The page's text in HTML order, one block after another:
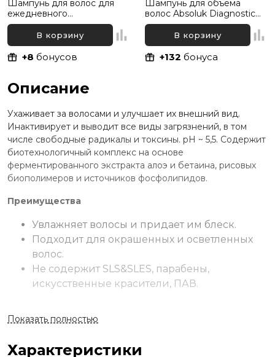
Шампунь для волос для
ежедневного
использования Elgon
Primaria Biodaily Shampoo,
10 мл
В корзину
+8 бонусов
Шампунь для объема
волос Absoluk Diagnostic
Volume Shampoo, 300 мл
В корзину
+132 бонуса
Описание
Ухаживает за волосами и улучшает их внешний вид.
Инактивирует и выводит все виды загрязнений, в том
числе свободные радикалы и токсины. рН ~ 5,5. Содержит
биотехнологичный комплекс на основе
ферментированного экстракта алоэ и бетаина, рисовых
биополимеров и источников фосфолипидов.
Преимущества
Увлажняет волосы и придает им блеск.
Подходит для окрашенных и осветленных
волос.
Не содержит SLS&SLES, парабены,
искусственные красители, ПАВ.
массирующими движениями в течение 1-3 минут.
Показать полностью
Характеристики